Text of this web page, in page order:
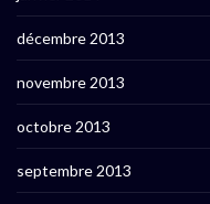
décembre 2013
novembre 2013
octobre 2013
septembre 2013